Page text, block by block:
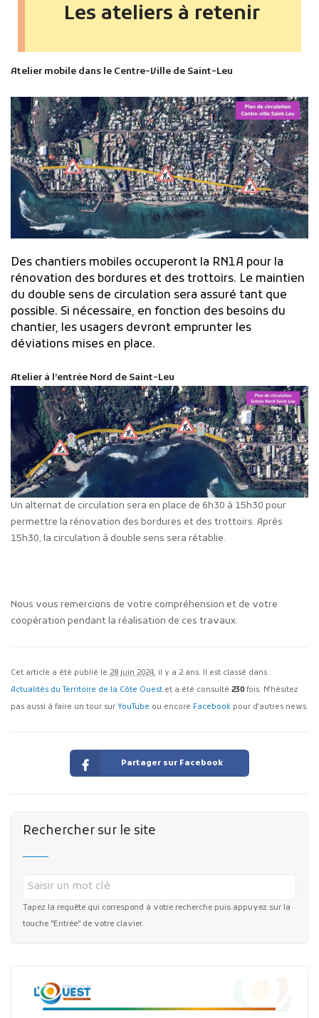
Les ateliers à retenir
Atelier mobile dans le Centre-Ville de Saint-Leu
Des chantiers mobiles occuperont la RN1A pour la
rénovation des bordures et des trottoirs. Le maintien
du double sens de circulation sera assuré tant que
possible. Si nécessaire, en fonction des besoins du
chantier, les usagers devront emprunter les
déviations mises en place.
Atelier à l’entrée Nord de Saint-Leu
Un alternat de circulation sera en place de 6h30 à 15h30 pour
permettre la rénovation des bordures et des trottoirs. Après
15h30, la circulation à double sens sera rétablie.
Nous vous remercions de votre compréhension et de votre
coopération pendant la réalisation de ces travaux.
Cet article a été publié le 28 juin 2024, il y a 2 ans. Il est classé dans :
Actualités du Territoire de la Côte Ouest et a été consulté 230 fois. N'hésitez
pas aussi à faire un tour sur YouTube ou encore Facebook pour d'autres news.
Partager sur Facebook
Rechercher sur le site
Tapez la requête qui correspond à votre recherche puis appuyez sur la
touche "Entrée" de votre clavier.